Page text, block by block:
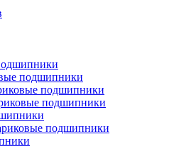
подшипники
подшипники
подшипники
подшипники